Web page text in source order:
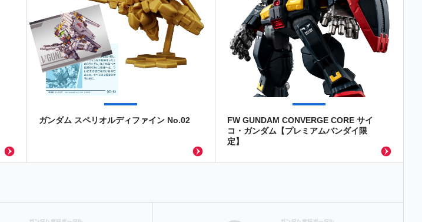
ガンダム スペリオルディファイン No.02
FW GUNDAM CONVERGE CORE サイ
コ・ガンダム【プレミアムバンダイ限
定】